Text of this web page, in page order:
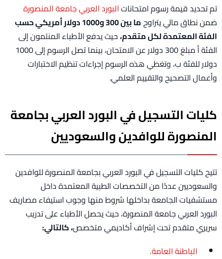
تم تحديد قيمة رسوم امتحاناتالبورد العربي جامعة المنصورة
ضمن نطاق مالي يتراوح
ما بين 300 و1000 دولار أمريكي حسب
الفئة المعتمدة لكل متقدم،حيث يدفع الأطباء المنتمون إلى
الفئة أ مبلغ 300 دولار عن الامتحان، بينما تصل الرسوم إلى 1000
دولار للفئة ب، وتغطي هذه الرسوم إجراءات تنظيم الاختبارات
وأعمال التصحيح والتقييم العلمي.
كليات التسجيل في البورد العربي بجامعة
المنصورة للوافدين والسعوديين
تتيح كليات التسجيل في البورد العربي بجامعة المنصورة للوافدين
والسعوديين عددًا من التخصصات الطبية المعتمدة داخل
مستشفيات الجامعة بداخلها شروط منها وجوب استيفاء مصاريف
البورد العربي جامعة المنصورة، حيث يحصل الأطباء على تدريب
سريري متقدم تحت إشراف أكاديمي متخصص، كالتالي:
الباطنة العامة.